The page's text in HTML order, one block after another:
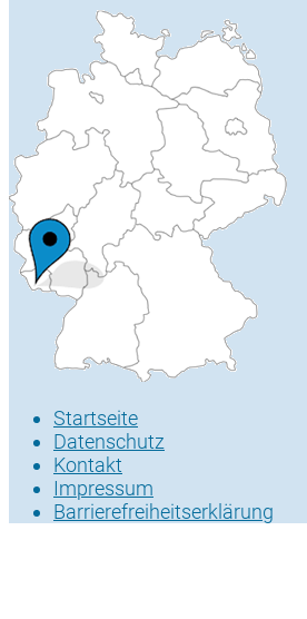
Startseite
Datenschutz
Kontakt
Impressum
Barrierefreiheitserklärung